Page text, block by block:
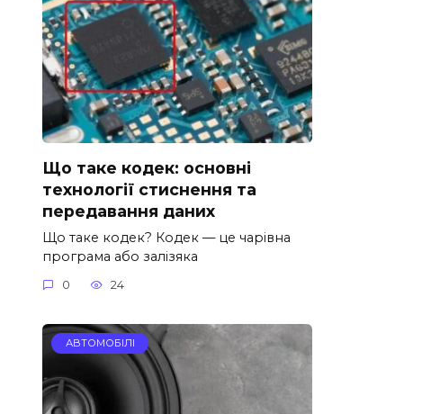
Що таке кодек: основні
технології стиснення та
передавання даних
Що таке кодек? Кодек — це чарівна
програма або залізяка
0 24
АВТОМОБІЛІ